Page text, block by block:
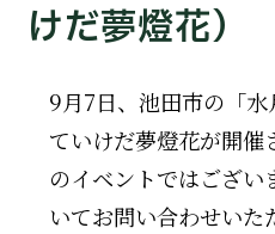
けだ夢燈花）
9月7日、池田市の「
ていけだ夢燈花が開
のイベントではござ
いてお問い合わせいた